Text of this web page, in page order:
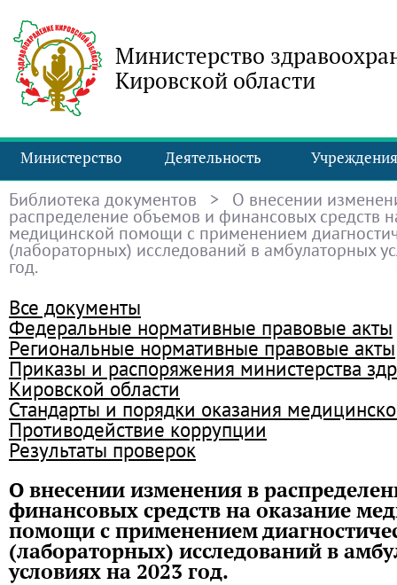
Министерство
Кировской области
Министерство Деятельность Учреждения
Библиотека документов > О внесении
распределение объемов и финансовых средств
медицинской помощи с применением
(лабораторных) исследований в амбулаторных
год.
Все документы
Федеральные нормативные правовые акты
Региональные нормативные правовые акты
Приказы и распоряжения министерства
Кировской области
Стандарты и порядки оказания
Противодействие коррупции
Результаты проверок
О внесении изменения в
финансовых средств на оказание
помощи с применением
(лабораторных) исследований в
условиях на 2023 год.